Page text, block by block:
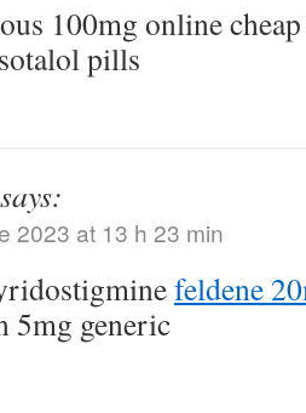
100mg online
pills
says:
2023 at 13 h 23 min
feldene
5mg generic